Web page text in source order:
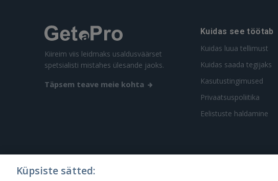
Kiireim viis leidmaks usaldusväärset
spetsialisti mistahes ülesande jaoks.
Täpsem teave meie kohta
Kuidas see töötab
Kuidas luua tellimust
Kuidas saada tegijaks
Kasutustingimused
Privaatsuspoliitika
Eelistuste haldamine
Küpsiste sätted: